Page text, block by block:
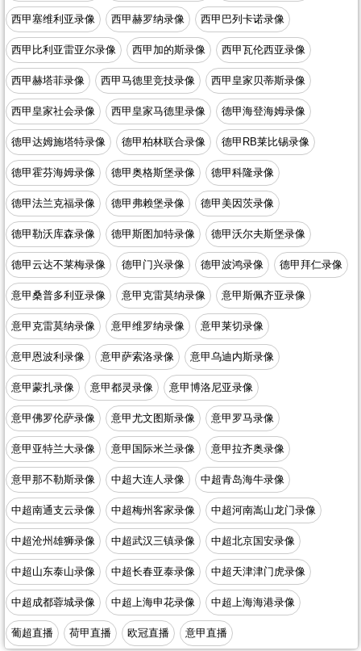
西甲塞维利亚录像 西甲赫罗纳录像 西甲巴列卡诺录像
西甲比利亚雷亚尔录像 西甲加的斯录像 西甲瓦伦西亚录像
西甲赫塔菲录像 西甲马德里竞技录像 西甲皇家贝蒂斯录像
西甲皇家社会录像 西甲皇家马德里录像 德甲海登海姆录像
德甲达姆施塔特录像 德甲柏林联合录像 德甲RB莱比锡录像
德甲霍芬海姆录像 德甲奥格斯堡录像 德甲科隆录像
德甲法兰克福录像 德甲弗赖堡录像 德甲美因茨录像
德甲勒沃库森录像 德甲斯图加特录像 德甲沃尔夫斯堡录像
德甲云达不莱梅录像 德甲门兴录像 德甲波鸿录像 德甲拜仁录像
意甲桑普多利亚录像 意甲克雷莫纳录像 意甲斯佩齐亚录像
意甲克雷莫纳录像 意甲维罗纳录像 意甲莱切录像
意甲恩波利录像 意甲萨索洛录像 意甲乌迪内斯录像
意甲蒙扎录像 意甲都灵录像 意甲博洛尼亚录像
意甲佛罗伦萨录像 意甲尤文图斯录像 意甲罗马录像
意甲亚特兰大录像 意甲国际米兰录像 意甲拉齐奥录像
意甲那不勒斯录像 中超大连人录像 中超青岛海牛录像
中超南通支云录像 中超梅州客家录像 中超河南嵩山龙门录像
中超沧州雄狮录像 中超武汉三镇录像 中超北京国安录像
中超山东泰山录像 中超长春亚泰录像 中超天津津门虎录像
中超成都蓉城录像 中超上海申花录像 中超上海海港录像
葡超直播 荷甲直播 欧冠直播 意甲直播